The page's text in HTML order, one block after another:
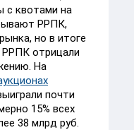
с квотами на
РРПК,
но в итоге
РРПК отрицали
На
почти
15% всех
38 млрд руб.